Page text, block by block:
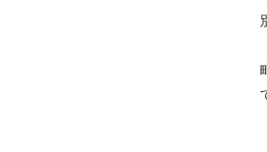
神